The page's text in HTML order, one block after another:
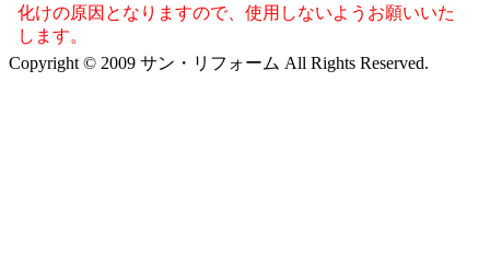
化けの原因となりますので、使用しないようお願いいた
します。
Copyright © 2009 サン・リフォーム All Rights Reserved.